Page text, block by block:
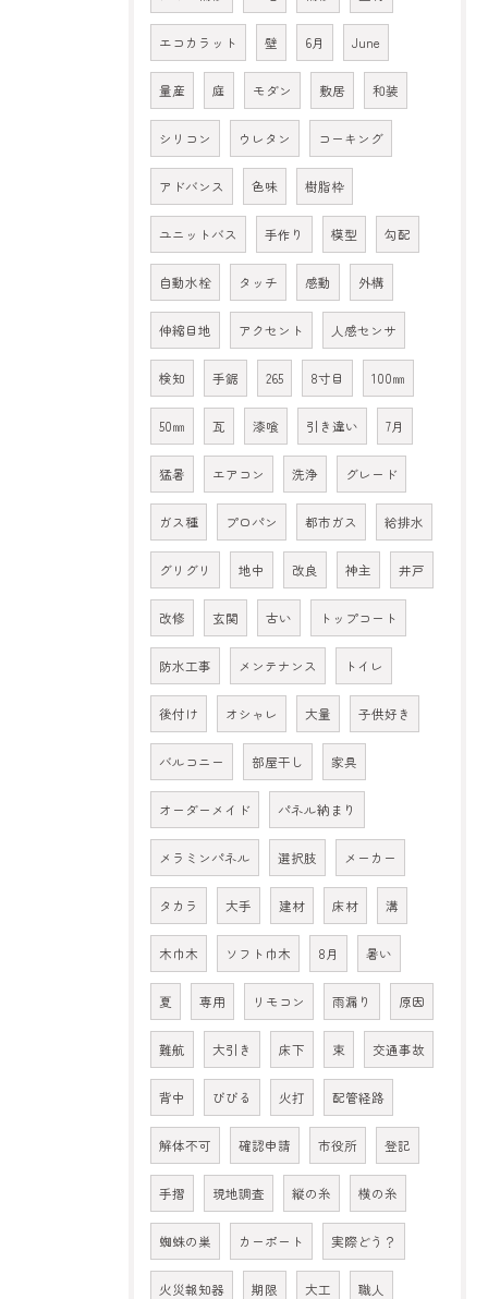
エコカラット 壁 6月 June
量産 庭 モダン 敷居 和装
シリコン ウレタン コーキング
アドバンス 色味 樹脂枠
ユニットバス 手作り 模型 勾配
自動水栓 タッチ 感動 外構
伸縮目地 アクセント 人感センサ
検知 手鋸 265 8寸目 100㎜
50㎜ 瓦 漆喰 引き違い 7月
猛暑 エアコン 洗浄 グレード
ガス種 プロパン 都市ガス 給排水
グリグリ 地中 改良 神主 井戸
改修 玄関 古い トップコート
防水工事 メンテナンス トイレ
後付け オシャレ 大量 子供好き
バルコニー 部屋干し 家具
オーダーメイド パネル納まり
メラミンパネル 選択肢 メーカー
タカラ 大手 建材 床材 溝
木巾木 ソフト巾木 8月 暑い
夏 専用 リモコン 雨漏り 原因
難航 大引き 床下 束 交通事故
背中 びびる 火打 配管経路
解体不可 確認申請 市役所 登記
手摺 現地調査 縦の糸 横の糸
蜘蛛の巣 カーポート 実際どう？
火災報知器 期限 大工 職人